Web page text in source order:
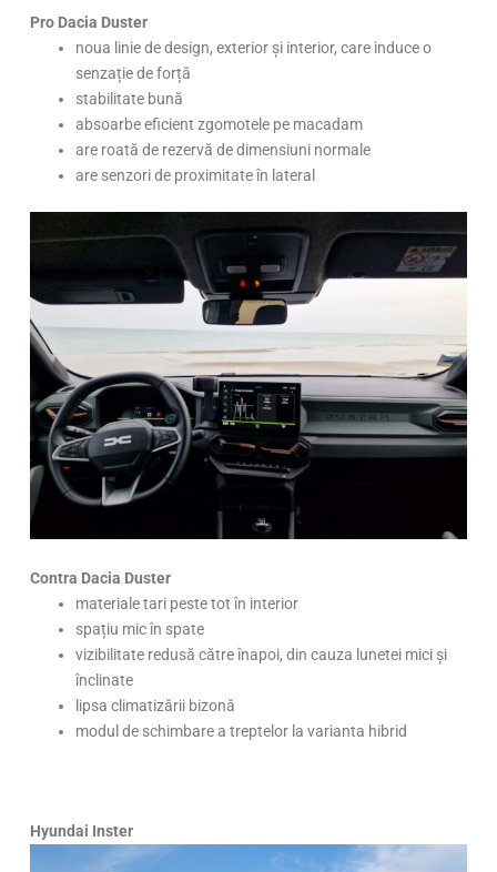
Pro Dacia Duster
noua linie de design, exterior și interior, care induce o
senzație de forță
stabilitate bună
absoarbe eficient zgomotele pe macadam
are roată de rezervă de dimensiuni normale
are senzori de proximitate în lateral
Contra Dacia Duster
materiale tari peste tot în interior
spațiu mic în spate
vizibilitate redusă către înapoi, din cauza lunetei mici și
înclinate
lipsa climatizării bizonă
modul de schimbare a treptelor la varianta hibrid
Hyundai Inster